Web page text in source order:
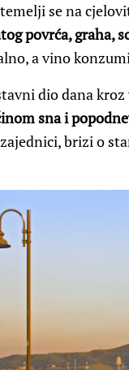
se na
povrća, graha,
a vino
dio dana
sna i
brizi o